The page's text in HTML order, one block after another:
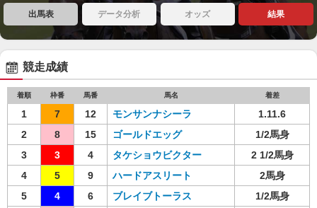
出馬表 データ分析 オッズ 結果
競走成績
着順 枠番 馬番 馬名 着差
1 7 12 モンサンナシーラ
1.11.6
2
8 15 ゴールドエッグ
1/2馬身
3
3 4 タケショウビクター
2 1/2馬身
4
5 9 ハードアスリート
2馬身
5
4 6 ブレイブトーラス
1/2馬身